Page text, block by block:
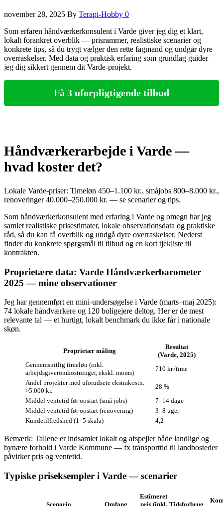
november 28, 2025 By Terapi-Hobby 0
Som erfaren håndværkerkonsulent i Varde giver jeg dig et klart,
lokalt forankret overblik — prisrammer, realistiske scenarier og
konkrete tips, så du trygt vælger den rette fagmand og undgår dyre
overraskelser. Med data og praktisk erfaring som grundlag guider
jeg dig sikkert gennem dit Varde-projekt.
Få 3 uforpligtigende tilbud
Håndværkerarbejde i Varde —
hvad koster det?
Lokale Varde-priser: Timeløn 450–1.100 kr., småjobs 800–8.000 kr.,
renoveringer 40.000–250.000 kr. — se scenarier og tips.
Som håndværkerkonsulent med erfaring i Varde og omegn har jeg
samlet realistiske prisestimater, lokale observationsdata og praktiske
råd, så du kan få overblik og undgå dyre overraskelser. Nederst
finder du konkrete spørgsmål til tilbud og en kort tjekliste til
kontrakten.
Proprietære data: Varde Håndværkerbarometer
2025 — mine observationer
Jeg har gennemført en mini‑undersøgelse i Varde (marts–maj 2025):
74 lokale håndværkere og 120 boligejere deltog. Her er de mest
relevante tal — et hurtigt, lokalt benchmark du ikke får i nationale
skøn.
Proprietær måling
Resultat
(Varde, 2025)
Gennemsnitlig timeløn (inkl.
arbejdsgiveromkostninger, ekskl. moms)
710 kr./time
Andel projekter med uforudsete ekstrakostn.
>5.000 kr.
28 %
Middel ventetid før opstart (små jobs)
7–14 dage
Middel ventetid før opstart (renovering)
3–8 uger
Kundetilfredshed (1–5 skala)
4,2
Bemærk: Tallene er indsamlet lokalt og afspejler både landlige og
bynære forhold i Varde Kommune — fx transporttid til landbosteder
påvirker pris og ventetid.
Typiske priseksempler i Varde — scenarier
Scenario Omfang
Estimeret
pris (inkl. Tidsforbrug